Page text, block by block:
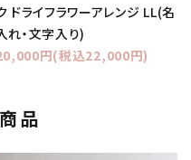
ドライフラワーアレンジ LL(名
れ・文字入り)
円(税込22,000円)
品